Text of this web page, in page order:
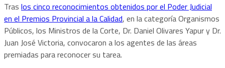
Tras los cinco reconocimientos obtenidos por el Poder Judicial
en el Premios Provincial a la Calidad, en la categoría Organismos
Públicos, los Ministros de la Corte, Dr. Daniel Olivares Yapur y Dr.
Juan José Victoria, convocaron a los agentes de las áreas
premiadas para reconocer su tarea.